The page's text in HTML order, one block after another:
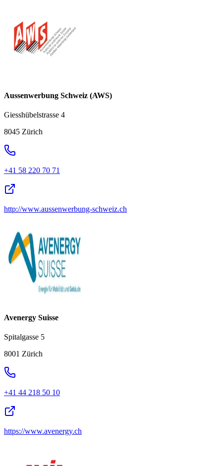
Aussenwerbung Schweiz (AWS)
Giesshübelstrasse 4
8045 Zürich
+41 58 220 70 71
http://www.aussenwerbung-schweiz.ch
Avenergy Suisse
Spitalgasse 5
8001 Zürich
+41 44 218 50 10
https://www.avenergy.ch